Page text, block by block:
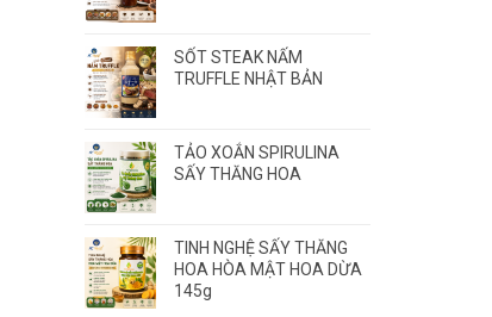
SỐT STEAK NẤM
TRUFFLE NHẬT BẢN
TẢO XOẮN SPIRULINA
SẤY THĂNG HOA
TINH NGHỆ SẤY THĂNG
HOA HÒA MẬT HOA DỪA
145g